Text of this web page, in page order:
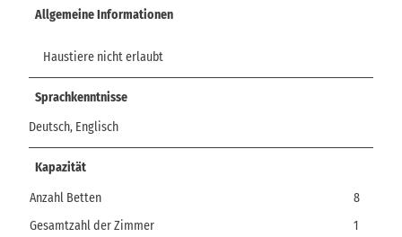
Allgemeine Informationen
Haustiere nicht erlaubt
Sprachkenntnisse
Deutsch, Englisch
Kapazität
Anzahl Betten
8
Gesamtzahl der Zimmer
1